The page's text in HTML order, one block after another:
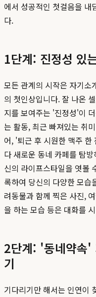
에서 성공적인 첫걸음을 내
다.
1단계: 진정성 있
모든 관계의 시작은 자기소
의 첫인상입니다. 잘 나온
지를 보여주는 '진정성'이
는 활동, 최근 빠져있는 취
어, '퇴근 후 시원한 맥주
다 새로운 동네 카페를 탐
신의 라이프스타일을 엿볼
록하여 당신의 다양한 모습
려동물과 함께 찍은 사진,
을 하는 모습 등은 대화를
2단계: '동네약속'
기
기다리기만 해서는 인연이